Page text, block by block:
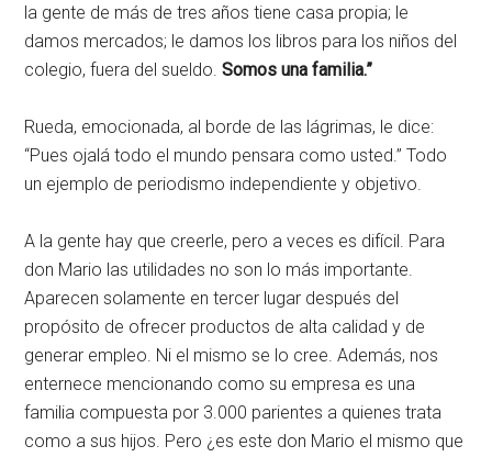
la gente de más de tres años tiene casa propia; le
damos mercados; le damos los libros para los niños del
colegio, fuera del sueldo. Somos una familia.”
Rueda, emocionada, al borde de las lágrimas, le dice:
“Pues ojalá todo el mundo pensara como usted.” Todo
un ejemplo de periodismo independiente y objetivo.
A la gente hay que creerle, pero a veces es difícil. Para
don Mario las utilidades no son lo más importante.
Aparecen solamente en tercer lugar después del
propósito de ofrecer productos de alta calidad y de
generar empleo. Ni el mismo se lo cree. Además, nos
enternece mencionando como su empresa es una
familia compuesta por 3.000 parientes a quienes trata
como a sus hijos. Pero ¿es este don Mario el mismo que